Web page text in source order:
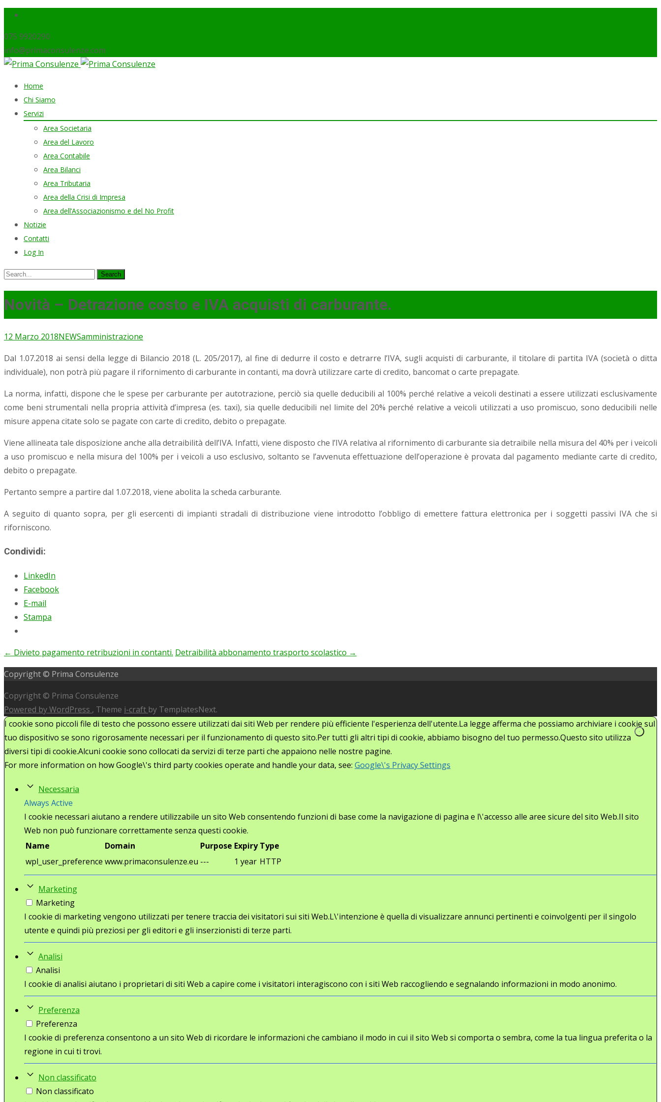
075 9920290
info@primaconsulenze.com
Skip
content
Home
Chi Siamo
Servizi
Area Societaria
Area del Lavoro
Area Contabile
Area Bilanci
Area Tributaria
Area della Crisi di Impresa
Area dell’Associazionismo e del No Profit
Notizie
Contatti
Log In
Search
Novità – Detrazione costo e IVA acquisti di carburante.
12 Marzo 2018NEWSamministrazione
Dal 1.07.2018 ai sensi della legge di Bilancio 2018 (L. 205/2017), al fine di dedurre il costo e detrarre l’IVA, sugli acquisti di carburante, il titolare di partita IVA (società o ditta
individuale), non potrà più pagare il rifornimento di carburante in contanti, ma dovrà utilizzare carte di credito, bancomat o carte prepagate.
La norma, infatti, dispone che le spese per carburante per autotrazione, perciò sia quelle deducibili al 100% perché relative a veicoli destinati a essere utilizzati esclusivamente
come beni strumentali nella propria attività d’impresa (es. taxi), sia quelle deducibili nel limite del 20% perché relative a veicoli utilizzati a uso promiscuo, sono deducibili nelle
misure appena citate solo se pagate con carte di credito, debito o prepagate.
Viene allineata tale disposizione anche alla detraibilità dell’IVA. Infatti, viene disposto che l’IVA relativa al rifornimento di carburante sia detraibile nella misura del 40% per i veicoli
a uso promiscuo e nella misura del 100% per i veicoli a uso esclusivo, soltanto se l’avvenuta effettuazione dell’operazione è provata dal pagamento mediante carte di credito,
debito o prepagate.
Pertanto sempre a partire dal 1.07.2018, viene abolita la scheda carburante.
A seguito di quanto sopra, per gli esercenti di impianti stradali di distribuzione viene introdotto l’obbligo di emettere fattura elettronica per i soggetti passivi IVA che si
riforniscono.
Condividi:
LinkedIn
Facebook
E-mail
Stampa
Post
navigation
← Divieto pagamento retribuzioni in contanti. Detraibilità abbonamento trasporto scolastico →
Copyright © Prima Consulenze
Copyright © Prima Consulenze
Powered by WordPress , Theme i-craft by TemplatesNext.
I cookie sono piccoli file di testo che possono essere utilizzati dai siti Web per rendere più efficiente l'esperienza dell'utente.La legge afferma che possiamo archiviare i cookie sul
tuo dispositivo se sono rigorosamente necessari per il funzionamento di questo sito.Per tutti gli altri tipi di cookie, abbiamo bisogno del tuo permesso.Questo sito utilizza
diversi tipi di cookie.Alcuni cookie sono collocati da servizi di terze parti che appaiono nelle nostre pagine.
For more information on how Google\'s third party cookies operate and handle your data, see: Google\'s Privacy Settings
Necessaria
Always Active
I cookie necessari aiutano a rendere utilizzabile un sito Web consentendo funzioni di base come la navigazione di pagina e l\'accesso alle aree sicure del sito Web.Il sito
Web non può funzionare correttamente senza questi cookie.
Name
Domain Purpose Expiry Type
wpl_user_preference www.primaconsulenze.eu --- 1 year HTTP
Marketing
Marketing
I cookie di marketing vengono utilizzati per tenere traccia dei visitatori sui siti Web.L\'intenzione è quella di visualizzare annunci pertinenti e coinvolgenti per il singolo
utente e quindi più preziosi per gli editori e gli inserzionisti di terze parti.
Analisi
Analisi
I cookie di analisi aiutano i proprietari di siti Web a capire come i visitatori interagiscono con i siti Web raccogliendo e segnalando informazioni in modo anonimo.
Preferenza
Preferenza
I cookie di preferenza consentono a un sito Web di ricordare le informazioni che cambiano il modo in cui il sito Web si comporta o sembra, come la tua lingua preferita o la
regione in cui ti trovi.
Non classificato
Non classificato